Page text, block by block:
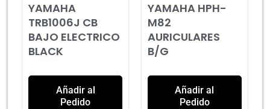
YAMAHA
TRB1006J CB
BAJO ELECTRICO
BLACK
Añadir al
Pedido
YAMAHA HPH-
M82
AURICULARES
B/G
Añadir al
Pedido